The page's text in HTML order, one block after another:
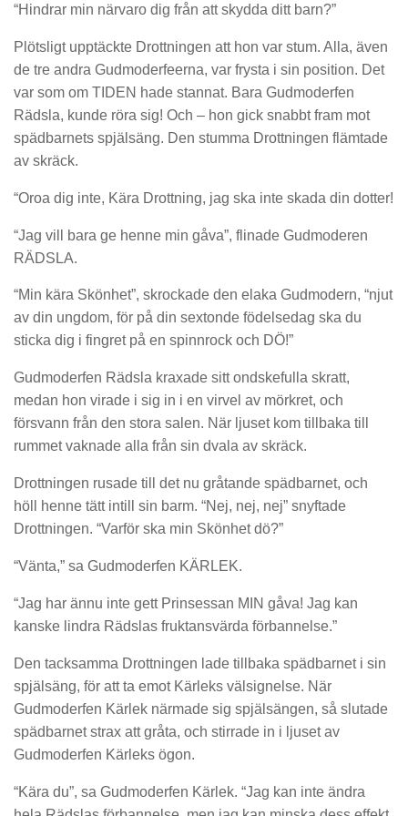
“Hindrar min närvaro dig från att skydda ditt barn?”
Plötsligt upptäckte Drottningen att hon var stum. Alla, även
de tre andra Gudmoderfeerna, var frysta i sin position. Det
var som om TIDEN hade stannat. Bara Gudmoderfen
Rädsla, kunde röra sig! Och – hon gick snabbt fram mot
spädbarnets spjälsäng. Den stumma Drottningen flämtade
av skräck.
“Oroa dig inte, Kära Drottning, jag ska inte skada din dotter!
“Jag vill bara ge henne min gåva”, flinade Gudmoderen
RÄDSLA.
“Min kära Skönhet”, skrockade den elaka Gudmodern, “njut
av din ungdom, för på din sextonde födelsedag ska du
sticka dig i fingret på en spinnrock och DÖ!”
Gudmoderfen Rädsla kraxade sitt ondskefulla skratt,
medan hon virade i sig in i en virvel av mörkret, och
försvann från den stora salen. När ljuset kom tillbaka till
rummet vaknade alla från sin dvala av skräck.
Drottningen rusade till det nu gråtande spädbarnet, och
höll henne tätt intill sin barm. “Nej, nej, nej” snyftade
Drottningen. “Varför ska min Skönhet dö?”
“Vänta,” sa Gudmoderfen KÄRLEK.
“Jag har ännu inte gett Prinsessan MIN gåva! Jag kan
kanske lindra Rädslas fruktansvärda förbannelse.”
Den tacksamma Drottningen lade tillbaka spädbarnet i sin
spjälsäng, för att ta emot Kärleks välsignelse. När
Gudmoderfen Kärlek närmade sig spjälsängen, så slutade
spädbarnet strax att gråta, och stirrade in i ljuset av
Gudmoderfen Kärleks ögon.
“Kära du”, sa Gudmoderfen Kärlek. “Jag kan inte ändra